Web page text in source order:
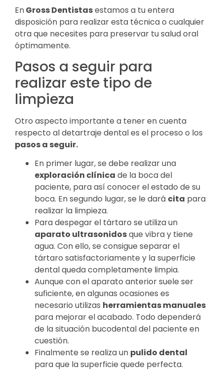
EnGross Dentistasestamos a tu entera
disposición para realizar esta técnica o cualquier
otra que necesites para preservar tu salud oral
óptimamente.
Pasos a seguir para
realizar este tipo de
limpieza
Otro aspecto importante a tener en cuenta
respecto al detartraje dental es el proceso o los
pasos a seguir.
En primer lugar, se debe realizar una
exploración clínica de la boca del
paciente, para así conocer el estado de su
boca. En segundo lugar, se le dará cita para
realizar la limpieza.
Para despegar el tártaro se utiliza un
aparato ultrasonidosque vibra y tiene
agua. Con ello, se consigue separar el
tártaro satisfactoriamente y la superficie
dental queda completamente limpia.
Aunque con el aparato anterior suele ser
suficiente, en algunas ocasiones es
necesario utilizas herramientas manuales
para mejorar el acabado. Todo dependerá
de la situación bucodental del paciente en
cuestión.
Finalmente se realiza un pulido dental
para que la superficie quede perfecta.